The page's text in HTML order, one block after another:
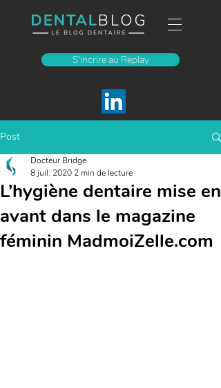
S'incrire au Replay
Post
L’hygiène dentaire mise en
avant dans le magazine
féminin MadmoiZelle.com
Docteur Bridge
8 juil. 2020 2 min de lecture